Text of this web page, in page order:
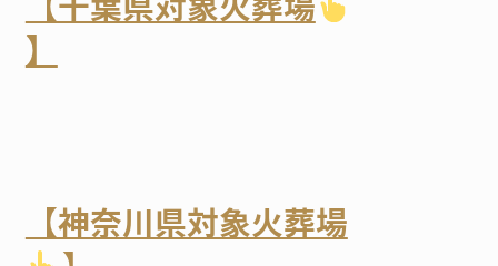
】
【神奈川県対象火葬場